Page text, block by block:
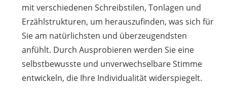
mit verschiedenen Schreibstilen, Tonlagen und
Erzählstrukturen, um herauszufinden, was sich für
Sie am natürlichsten und überzeugendsten
anfühlt. Durch Ausprobieren werden Sie eine
selbstbewusste und unverwechselbare Stimme
entwickeln, die Ihre Individualität widerspiegelt.